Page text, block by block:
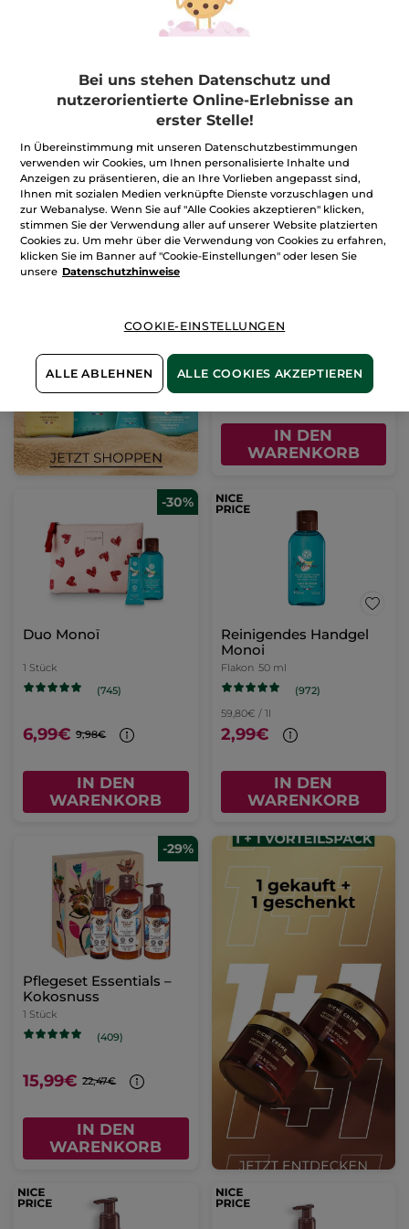
IN DEN
WARENKORB
26,27€ / 1l
4,99€
IN DEN
WARENKORB
1 Stück
IN DEN
WARENKORB
-30%
Duo Monoï
1 Stück
(745)
6,99€ 9,98€
IN DEN
WARENKORB
Reinigendes Handgel
Monoi
Flakon 50 ml
(972)
59,80€ / 1l
2,99€
IN DEN
WARENKORB
-29%
Pflegeset Essentials –
Kokosnuss
1 Stück
(409)
15,99€ 22,47€
IN DEN
WARENKORB
Bei uns stehen Datenschutz und
nutzerorientierte Online-Erlebnisse an
erster Stelle!
In Übereinstimmung mit unseren Datenschutzbestimmungen
verwenden wir Cookies, um Ihnen personalisierte Inhalte und
Anzeigen zu präsentieren, die an Ihre Vorlieben angepasst sind,
Ihnen mit sozialen Medien verknüpfte Dienste vorzuschlagen und
zur Webanalyse. Wenn Sie auf "Alle Cookies akzeptieren" klicken,
stimmen Sie der Verwendung aller auf unserer Website platzierten
Cookies zu. Um mehr über die Verwendung von Cookies zu erfahren,
klicken Sie im Banner auf "Cookie-Einstellungen" oder lesen Sie
unsere Datenschutzhinweise
COOKIE-EINSTELLUNGEN
ALLE ABLEHNEN ALLE COOKIES AKZEPTIEREN